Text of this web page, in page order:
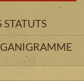
STATUTS